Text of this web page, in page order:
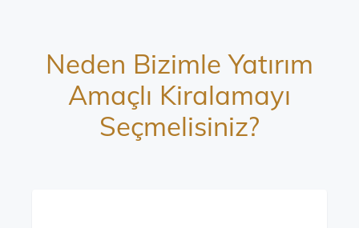
Neden Bizimle Yatırım
Amaçlı Kiralamayı
Seçmelisiniz?